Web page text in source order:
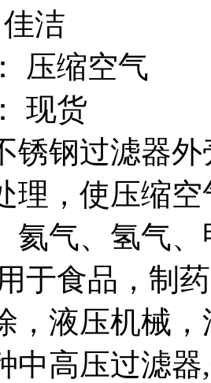
洁
压缩空气
现货
锈钢过滤器
理，使压缩
氦气、氢气
于食品，制
，液压机械
中高压过滤